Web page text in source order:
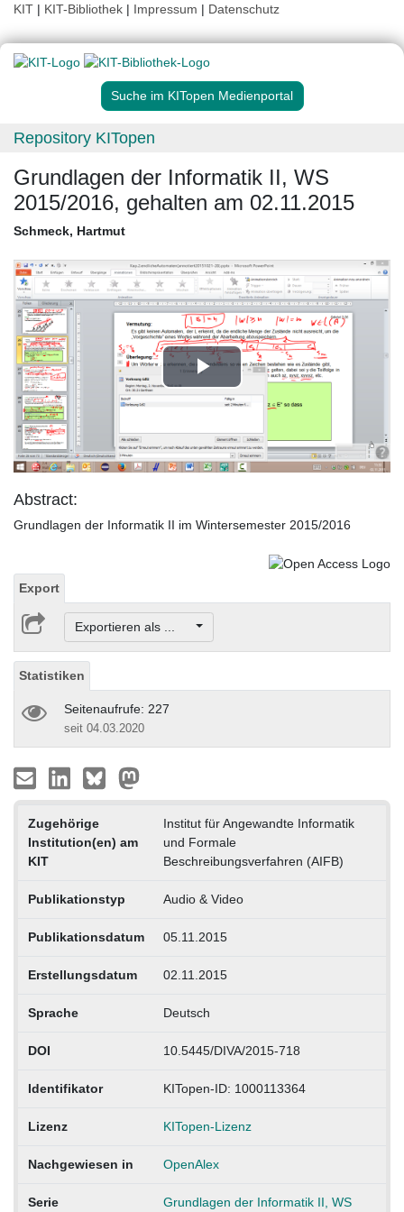
KIT | KIT-Bibliothek | Impressum | Datenschutz
Suche im KITopen Medienportal
Repository KITopen
Grundlagen der Informatik II, WS
2015/2016, gehalten am 02.11.2015
Schmeck, Hartmut
Play
Video
Abstract:
Grundlagen der Informatik II im Wintersemester 2015/2016
Export
Exportieren als ...
Statistiken
Seitenaufrufe: 227
seit 04.03.2020
Zugehörige
Institution(en) am
KIT
Institut für Angewandte Informatik
und Formale
Beschreibungsverfahren (AIFB)
Publikationstyp Audio & Video
Publikationsdatum 05.11.2015
Erstellungsdatum 02.11.2015
Sprache Deutsch
DOI 10.5445/DIVA/2015-718
Identifikator KITopen-ID: 1000113364
Lizenz KITopen-Lizenz
Nachgewiesen in OpenAlex
Serie Grundlagen der Informatik II, WS